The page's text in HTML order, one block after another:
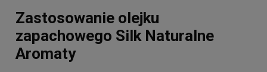
Zastosowanie olejku
zapachowego Silk Naturalne
Aromaty